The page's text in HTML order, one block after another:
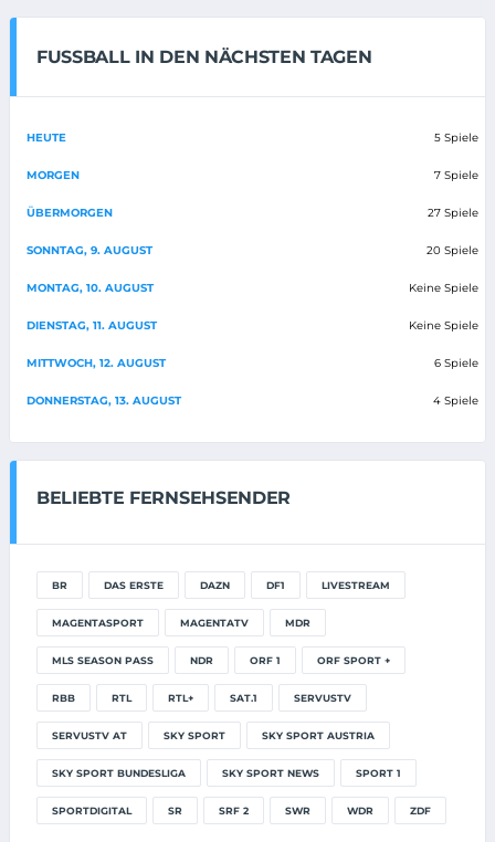
FUSSBALL IN DEN NÄCHSTEN TAGEN
HEUTE 5 Spiele
MORGEN 7 Spiele
ÜBERMORGEN 27 Spiele
SONNTAG, 9. AUGUST 20 Spiele
MONTAG, 10. AUGUST Keine Spiele
DIENSTAG, 11. AUGUST Keine Spiele
MITTWOCH, 12. AUGUST 6 Spiele
DONNERSTAG, 13. AUGUST 4 Spiele
BELIEBTE FERNSEHSENDER
BR DAS ERSTE DAZN DF1 LIVESTREAM
MAGENTASPORT MAGENTATV MDR
MLS SEASON PASS NDR ORF 1 ORF SPORT +
RBB RTL RTL+ SAT.1 SERVUSTV
SERVUSTV AT SKY SPORT SKY SPORT AUSTRIA
SKY SPORT BUNDESLIGA SKY SPORT NEWS SPORT 1
SPORTDIGITAL SR SRF 2 SWR WDR ZDF